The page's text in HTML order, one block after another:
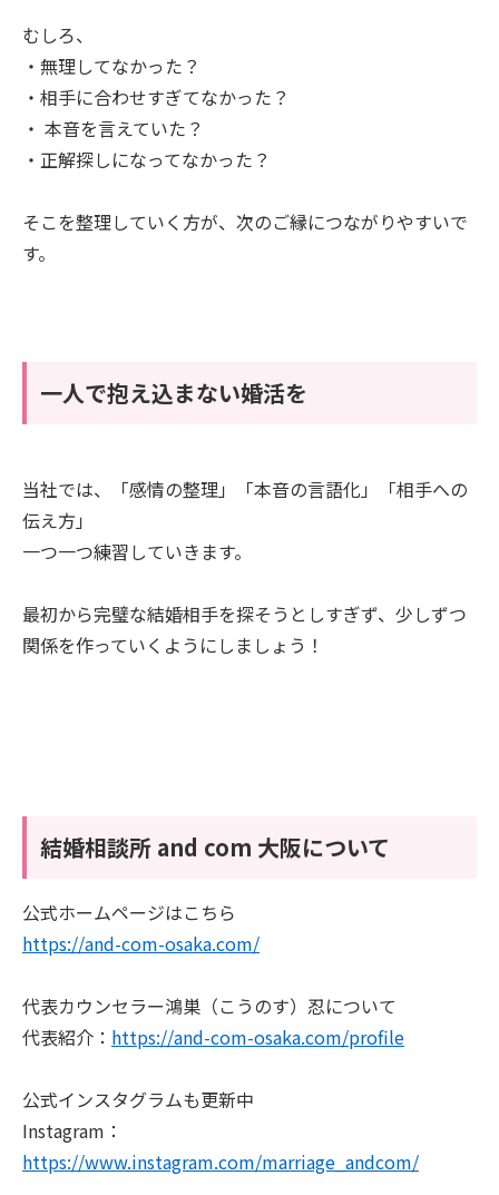
むしろ、
・無理してなかった？
・相手に合わせすぎてなかった？
・ 本音を言えていた？
・正解探しになってなかった？
そこを整理していく方が、次のご縁につながりやすいで
す。
一人で抱え込まない婚活を
当社では、「感情の整理」「本音の言語化」「相手への
伝え方」
一つ一つ練習していきます。
最初から完璧な結婚相手を探そうとしすぎず、少しずつ
関係を作っていくようにしましょう！
結婚相談所 and com 大阪について
公式ホームページはこちら
https://and-com-osaka.com/
代表カウンセラー鴻巣（こうのす）忍について
代表紹介： https://and-com-osaka.com/profile
公式インスタグラムも更新中
Instagram：
https://www.instagram.com/marriage_andcom/